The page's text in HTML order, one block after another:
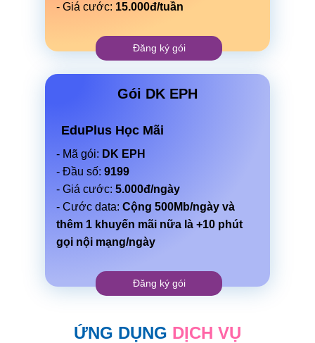
- Giá cước: 15.000đ/tuần
Đăng ký gói
Gói DK EPH
EduPlus Học Mãi
- Mã gói: DK EPH
- Đầu số: 9199
- Giá cước: 5.000đ/ngày
- Cước data: Cộng 500Mb/ngày và
thêm 1 khuyến mãi nữa là +10 phút
gọi nội mạng/ngày
Đăng ký gói
ỨNG DỤNG DỊCH VỤ